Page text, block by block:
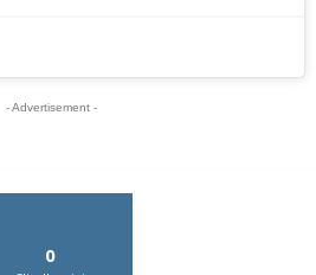
- Advertisement -
0